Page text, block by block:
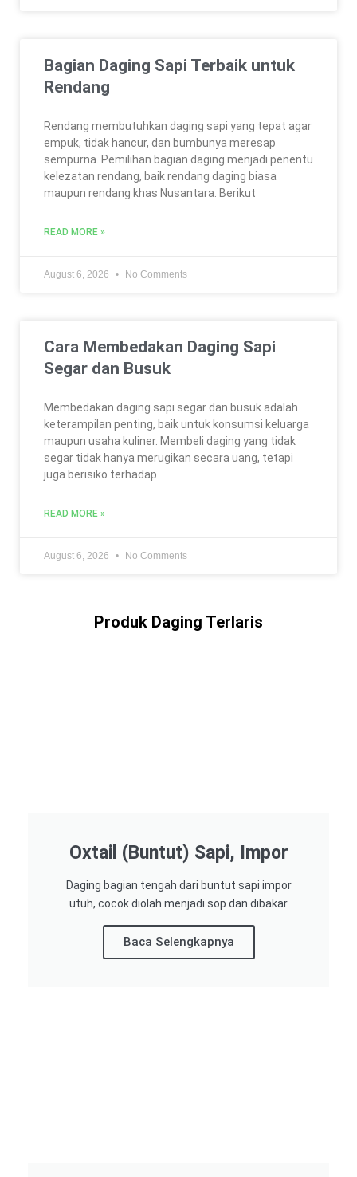
Bagian Daging Sapi Terbaik untuk
Rendang
Rendang membutuhkan daging sapi yang tepat agar
empuk, tidak hancur, dan bumbunya meresap
sempurna. Pemilihan bagian daging menjadi penentu
kelezatan rendang, baik rendang daging biasa
maupun rendang khas Nusantara. Berikut
READ MORE »
August 6, 2026 No Comments
Cara Membedakan Daging Sapi
Segar dan Busuk
Membedakan daging sapi segar dan busuk adalah
keterampilan penting, baik untuk konsumsi keluarga
maupun usaha kuliner. Membeli daging yang tidak
segar tidak hanya merugikan secara uang, tetapi
juga berisiko terhadap
READ MORE »
August 6, 2026 No Comments
Produk Daging Terlaris
Oxtail (Buntut) Sapi, Impor
Daging bagian tengah dari buntut sapi impor
utuh, cocok diolah menjadi sop dan dibakar
Baca Selengkapnya